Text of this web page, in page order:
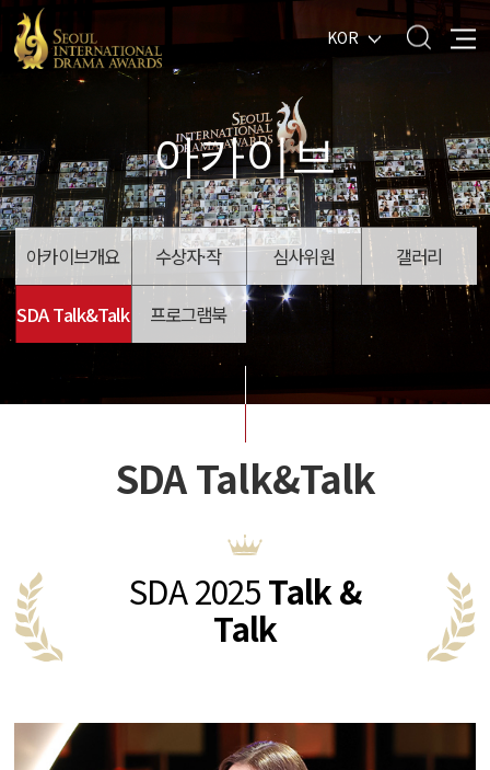
KOR
아카이브
아카이브개요 수상자·작 심사위원 갤러리
SDA Talk&Talk 프로그램북
SDA Talk&Talk
SDA 2025Talk &
Talk